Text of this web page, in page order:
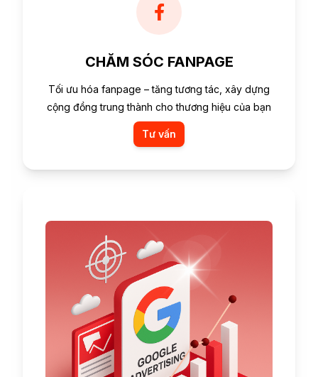
CHĂM SÓC FANPAGE
Tối ưu hóa fanpage – tăng tương tác, xây dựng
cộng đồng trung thành cho thương hiệu của bạn
Tư vấn